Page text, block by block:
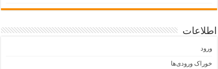
اطلاعات
ورود
خوراک ورودی‌ها